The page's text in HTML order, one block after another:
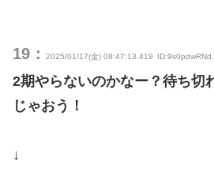
19： 2025/01/17(金) 08:47:13.419
2期やらないのかなー？待ち切
じゃおう！
↓